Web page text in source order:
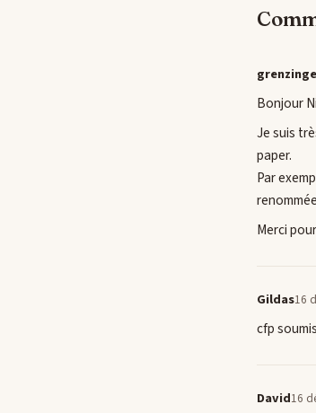
Bonjour
Je suis
paper.
Par
Merci
Gildas16
cfp
David16